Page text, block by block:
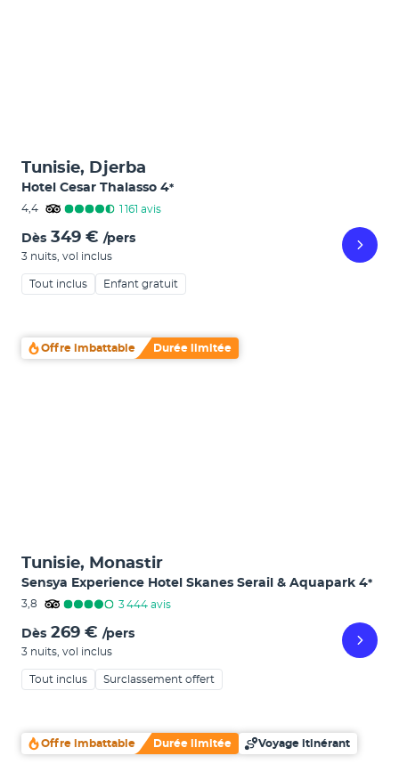
Tunisie, Djerba
Hotel Cesar Thalasso 4*
4,4 1 161 avis
Dès 349 € /pers
3 nuits vol inclus
Tout inclus Enfant gratuit
Offre imbattable Durée limitée
Tunisie, Monastir
Sensya Experience Hotel Skanes Serail & Aquapark 4*
3,8 3 444 avis
Dès 269 € /pers
3 nuits vol inclus
Tout inclus Surclassement offert
Offre imbattable Durée limitée Voyage itinérant